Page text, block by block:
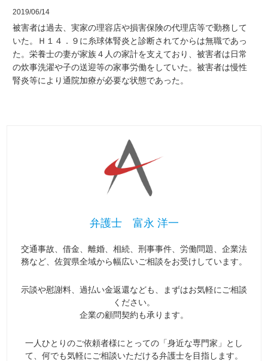
2019/06/14
被害者は過去、実家の理容店や損害保険の代理店等で勤務して
いた。Ｈ１４．９に糸球体腎炎と診断されてからは無職であっ
た。栄養士の妻が家族４人の家計を支えており、被害者は日常
の炊事洗濯や子の送迎等の家事労働をしていた。被害者は慢性
腎炎等により通院加療が必要な状態であった。
弁護士 富永 洋一
交通事故、借金、離婚、相続、刑事事件、労働問題、企業法
務など、佐賀県全域から幅広いご相談をお受けしています。
示談や慰謝料、過払い金返還なども、まずはお気軽にご相談
ください。
企業の顧問契約も承ります。
一人ひとりのご依頼者様にとっての「身近な専門家」とし
て、何でも気軽にご相談いただける弁護士を目指します。